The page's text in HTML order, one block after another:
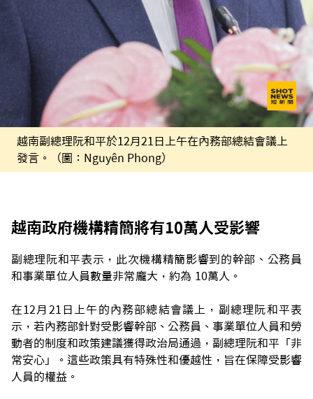
越南副總理阮和平於12月21日上午在內務部總結會議上
發言。（圖：Nguyên Phong）
越南政府機構精簡將有10萬人受影響
副總理阮和平表示，此次機構精簡影響到的幹部、公務員
和事業單位人員數量非常龐大，約為 10萬人。
在12月21日上午的內務部總結會議上，副總理阮和平表
示，若內務部針對受影響幹部、公務員、事業單位人員和勞
動者的制度和政策建議獲得政治局通過，副總理阮和平「非
常安心」。這些政策具有特殊性和優越性，旨在保障受影響
人員的權益。